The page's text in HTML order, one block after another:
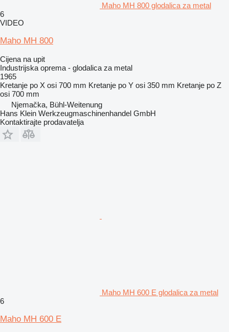
Maho MH 800 glodalica za metal
6
VIDEO
Maho MH 800
Cijena na upit
Industrijska oprema - glodalica za metal
1965
Kretanje po X osi 700 mm Kretanje po Y osi 350 mm Kretanje po Z
osi 700 mm
Njemačka, Bühl-Weitenung
Hans Klein Werkzeugmaschinenhandel GmbH
Kontaktirajte prodavatelja
Maho MH 600 E glodalica za metal
6
Maho MH 600 E